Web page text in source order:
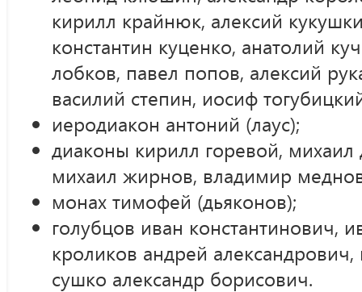
кирилл крайнюк, алексий
константин куценко, анатолий
лобков, павел попов, алексий
василий степин, иосиф
иеродиакон антоний (лаус);
диаконы кирилл горевой, михаил
михаил жирнов, владимир
монах тимофей (дьяконов);
голубцов иван константинович,
кроликов андрей
сушко александр борисович.